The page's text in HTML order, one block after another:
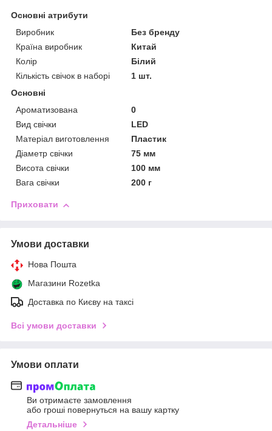
Основні атрибути
Виробник
Без бренду
Країна виробник
Китай
Колір
Білий
Кількість свічок в наборі
1 шт.
Основні
Ароматизована
0
Вид свічки
LED
Матеріал виготовлення
Пластик
Діаметр свічки
75 мм
Висота свічки
100 мм
Вага свічки
200 г
Приховати
Умови доставки
Нова Пошта
Магазини Rozetka
Доставка по Києву на таксі
Всі умови доставки
Умови оплати
Ви отримаєте замовлення
або гроші повернуться на вашу картку
Детальніше